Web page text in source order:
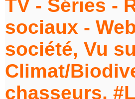
TV - Séries -
sociaux -
société, Vu
Climat/
chasseurs,